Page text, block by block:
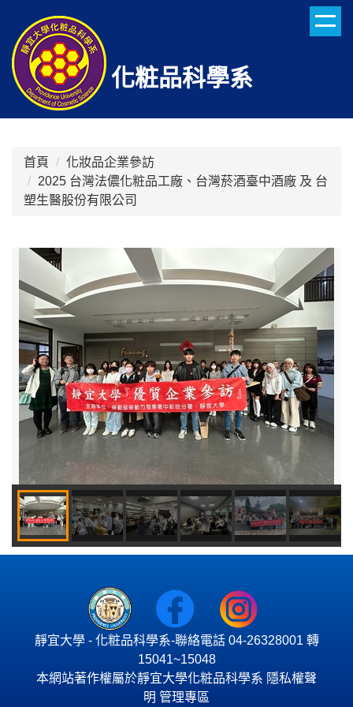
主
要
內
化粧品科學系
首頁
化妝品企業參訪
2025 台灣法儂化粧品工廠、台灣菸酒臺中酒廠 及 台
塑生醫股份有限公司
靜宜大學 - 化粧品科學系-聯絡電話 04-26328001 轉
15041~15048
本網站著作權屬於靜宜大學化粧品科學系 隱私權聲
明 管理專區